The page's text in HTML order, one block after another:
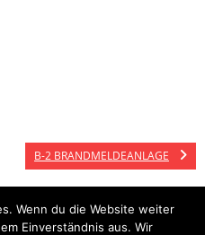
B-2 BRANDMELDEANLAGE
werden Über uns
Bilder
Wenn du die Website weiter
Einverständnis aus. Wir